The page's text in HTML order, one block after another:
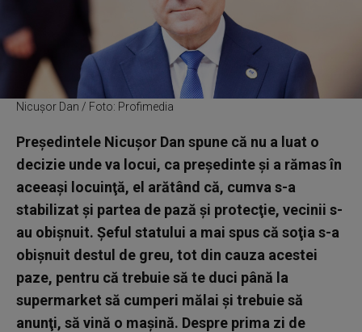
Nicușor Dan / Foto: Profimedia
Preşedintele Nicuşor Dan spune că nu a luat o
decizie unde va locui, ca preşedinte şi a rămas în
aceeaşi locuinţă, el arătând că, cumva s-a
stabilizat şi partea de pază şi protecţie, vecinii s-
au obişnuit. Şeful statului a mai spus că soţia s-a
obişnuit destul de greu, tot din cauza acestei
paze, pentru că trebuie să te duci până la
supermarket să cumperi mălai şi trebuie să
anunţi, să vină o maşină. Despre prima zi de